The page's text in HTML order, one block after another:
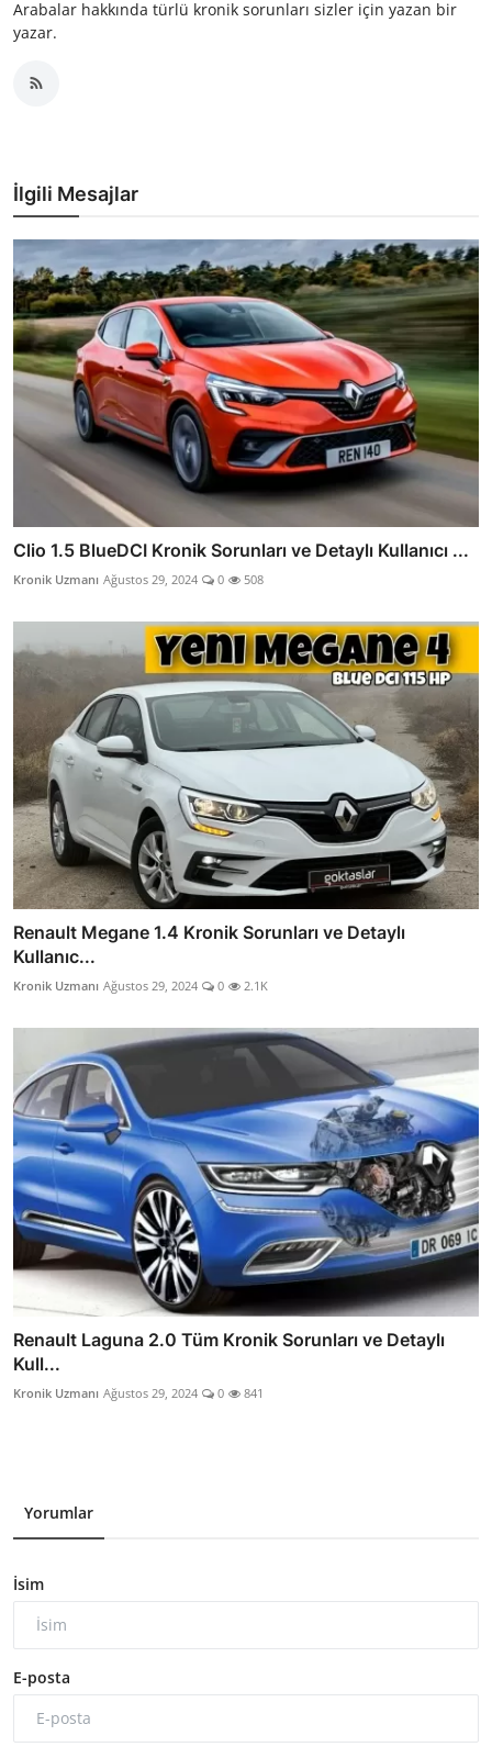
Arabalar hakkında türlü kronik sorunları sizler için yazan bir
yazar.
İlgili Mesajlar
Clio 1.5 BlueDCI Kronik Sorunları ve Detaylı Kullanıcı ...
Kronik Uzmanı Ağustos 29, 2024 0 508
Renault Megane 1.4 Kronik Sorunları ve Detaylı
Kullanıc...
Kronik Uzmanı Ağustos 29, 2024 0 2.1K
Renault Laguna 2.0 Tüm Kronik Sorunları ve Detaylı
Kull...
Kronik Uzmanı Ağustos 29, 2024 0 841
Yorumlar
İsim
E-posta